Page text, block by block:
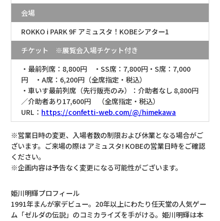
会場
ROKKO i PARK 9F アミュスタ！KOBEシアター1
チケット ※展覧会入場チケット付き
・最前列席：8,800円 ・SS席：7,800円・S席：7,000
円 ・A席：6,200円（全席指定・税込）
・車いす最前列席（先行販売のみ）：介助者なし 8,800円
／介助者あり17,600円 （全席指定・税込）
URL： https://confetti-web.com/@/himekawa
※営業日時の変更、入場者数の制限および休業となる場合がご
ざいます。ご来場の際は アミュスタ! KOBEの営業日時をご確認
ください。
※企画内容は予告なく変更になる可能性がございます。
姫川明輝プロフィール
1991年まんが家デビュー。20年以上にわたり任天堂の人気ゲー
ム「ゼルダの伝説」のコミカライズを手がける。姫川明輝は本